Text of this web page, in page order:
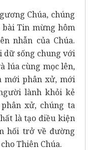
Chúa, chúng
Tin mừng hôm
nhẫn của Chúa.
dữ sống chung với
lúa cùng mọc lên,
mới phân xử, mới
lành khỏi kẻ
xử, chúng ta
là tạo điều kiện
hối trở về đường
Thiên Chúa.